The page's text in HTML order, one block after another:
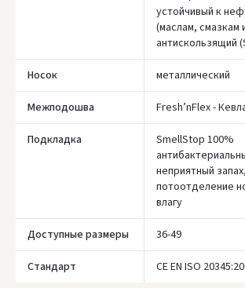
устойчивый к
(маслам, смазкам
антискользящий
Носок металлический
Межподошва Fresh’nFlex -
Подкладка
SmellStop 100%
неприятный
потоотделение
влагу
Доступные размеры 36-49
Стандарт CE EN ISO
Įvertinimas:
Prisijungti
Pamiršote slaptažodį?
ARBA